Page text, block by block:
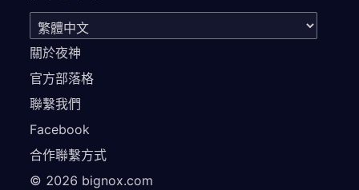
關於夜神
官方部落格
聯繫我們
Facebook
合作聯繫方式
© 2026 bignox.com